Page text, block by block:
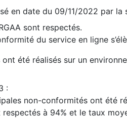
en date du 09/11/2022 par
sont respectés.
du service en ligne
été réalisés sur un
:
non-conformités ont été
respectés à 94% et le taux